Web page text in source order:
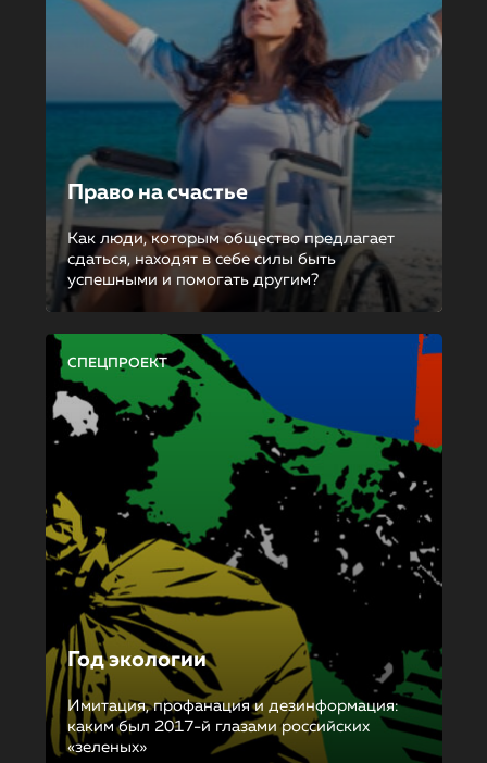
Право на счастье
Как люди, которым общество предлагает
сдаться, находят в себе силы быть
успешными и помогать другим?
СПЕЦПРОЕКТ
Год экологии
Имитация, профанация и дезинформация:
каким был 2017-й глазами российских
«зеленых»